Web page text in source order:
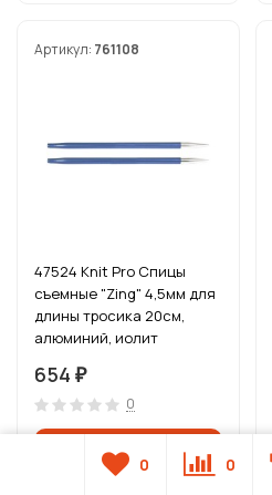
Артикул: 761108
47524 Knit Pro Спицы
съемные "Zing" 4,5мм для
длины тросика 20см,
алюминий, иолит
654 ₽
0
0 0